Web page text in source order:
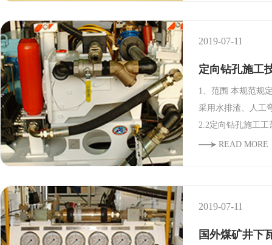
2019-07-11
定向钻孔施工
1、范围 本规范规定了定向钻孔施工、移机定位、开孔注浆、开分支、安全施工以及打捞孔底装置的技术要求。 2、定向钻孔技术管理规范内容及要求 2.1定向钻孔施工工艺
采用水排渣、人工
2.2定向钻孔施工工
READ MORE
2019-07-11
国外煤矿井下